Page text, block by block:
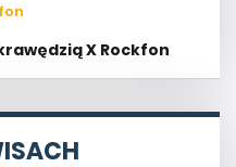
X Rockfon